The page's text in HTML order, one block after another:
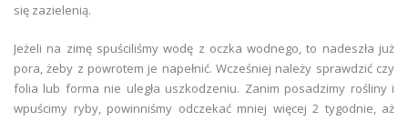
się zazielenią.
Jeżeli na zimę spuściliśmy wodę z oczka wodnego, to nadeszła już
pora, żeby z powrotem je napełnić. Wcześniej należy sprawdzić czy
folia lub forma nie uległa uszkodzeniu. Zanim posadzimy rośliny i
wpuścimy ryby, powinniśmy odczekać mniej więcej 2 tygodnie, aż